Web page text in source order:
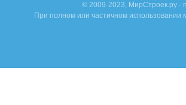
© 2009-2023, МирСтроек.ру -
При полном или частичном использовании